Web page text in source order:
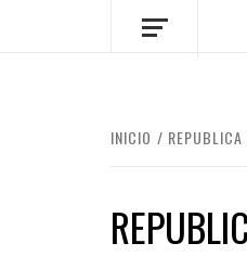
INICIO